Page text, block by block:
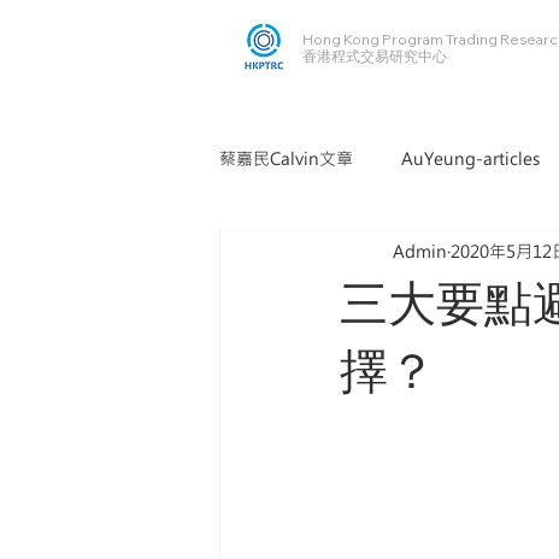
Hong Kong Program Trading
​​香港程式交易研究中心
蔡嘉民Calvin文章 AuYeung-articles
三大要點
擇？
Admin 2020年5月12